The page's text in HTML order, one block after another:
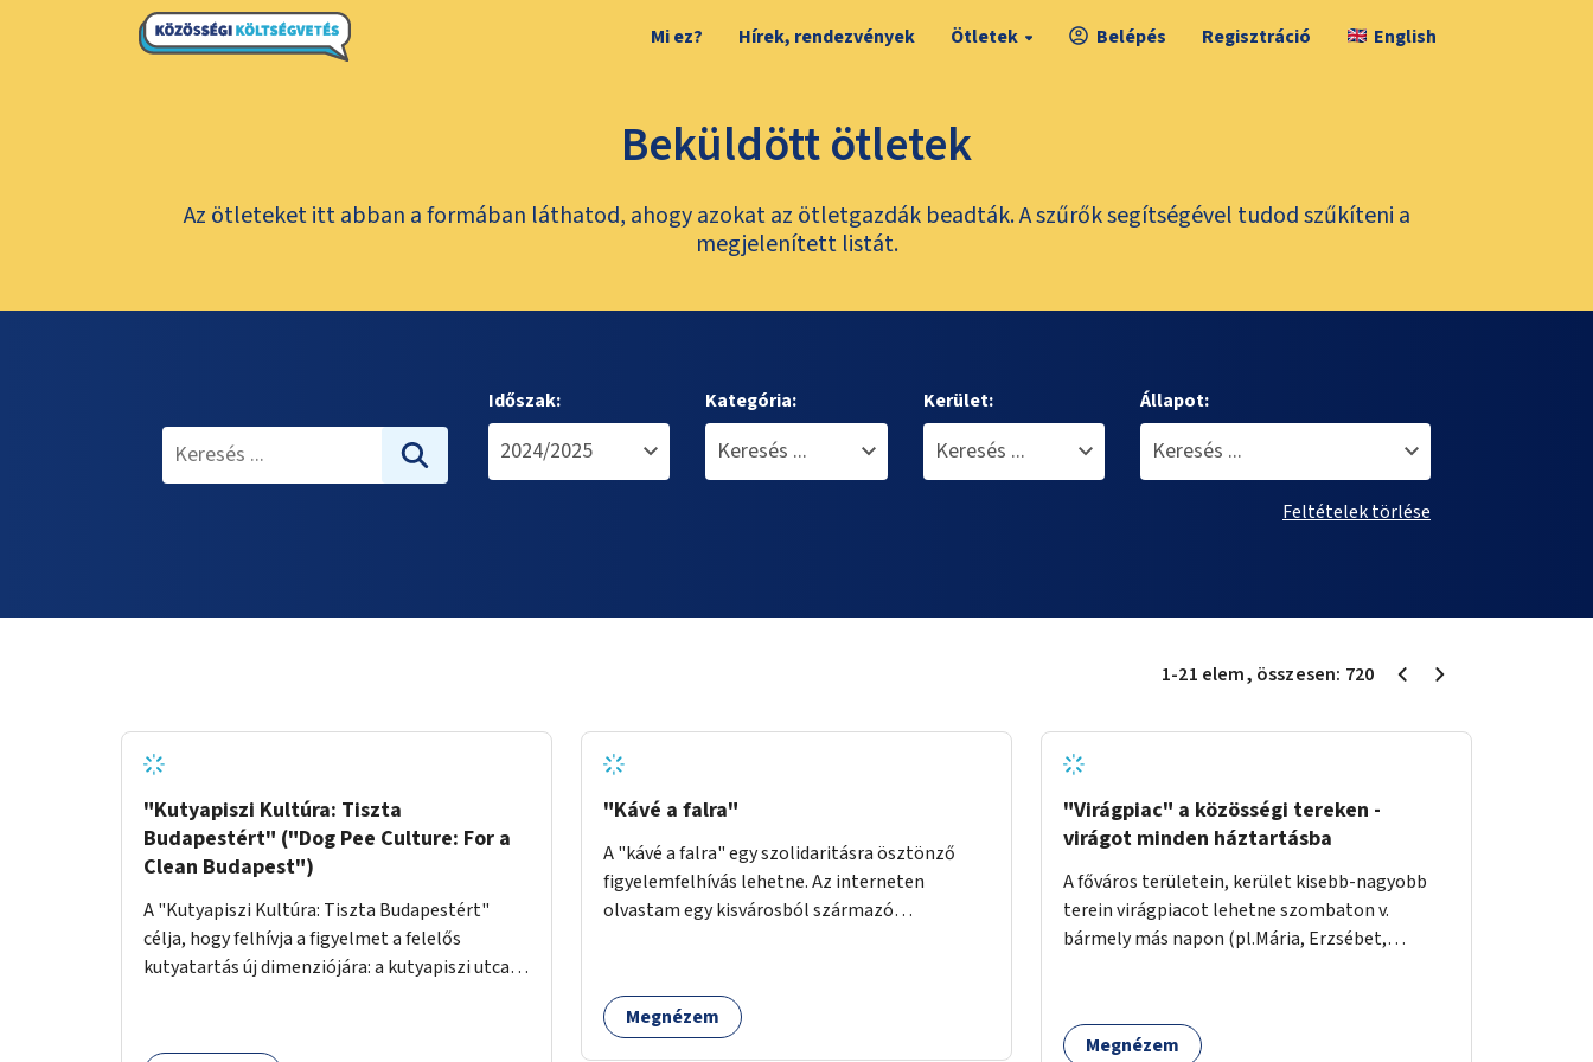
Mi ez? Hírek, rendezvények Ötletek Belépés Regisztráció English
Beküldött ötletek
Az ötleteket itt abban a formában láthatod, ahogy azokat az ötletgazdák beadták. A szűrők segítségével tudod szűkíteni a
megjelenített listát.
Időszak: Kategória: Kerület: Állapot:
Feltételek törlése
1-21 elem, összesen: 720
"Kutyapiszi Kultúra: Tiszta
Budapestért" ("Dog Pee Culture: For a
Clean Budapest")
A "Kutyapiszi Kultúra: Tiszta Budapestért"
célja, hogy felhívja a figyelmet a felelős
kutyatartás új dimenziójára: a kutyapiszi utcai
hogy séta közben, amikor kedvencük a járdára
"Kávé a falra"
A "kávé a falra" egy szolidaritásra ösztönző
figyelemfelhívás lehetne. Az interneten
olvastam egy kisvárosból származó
dolgozói a falra. Ha egy arra rászoruló betért, a
falról ingyenesen megkaphatta a már
Megnézem
"Virágpiac" a közösségi tereken -
virágot minden háztartásba
A főváros területein, kerület kisebb-nagyobb
terein virágpiacot lehetne szombaton v.
bármely más napon (pl.Mária, Erzsébet,
helyeket, 50-150nm vagy afeletti területet (ha
sokakat érdekelne). Névleges összeget fizetne
Megnézem